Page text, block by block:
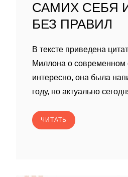
САМИХ СЕБЯ
БЕЗ ПРАВИЛ
В тексте приведена
Миллона о современном
интересно, она была
году, но актуально
ЧИТАТЬ